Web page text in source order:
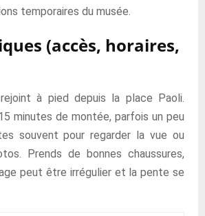
temporaires du musée.
(accès, horaires,
à pied depuis la place Paoli.
minutes de montée, parfois un peu
souvent pour regarder la vue ou
Prends de bonnes chaussures,
peut être irrégulier et la pente se